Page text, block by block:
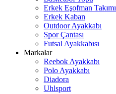
Erkek Eşofman Takımı
Erkek Kaban
Outdoor Ayakkabı
Spor Çantası
Futsal Ayakkabısı
Markalar
Reebok Ayakkabı
Polo Ayakkabı
Diadora
Uhlsport